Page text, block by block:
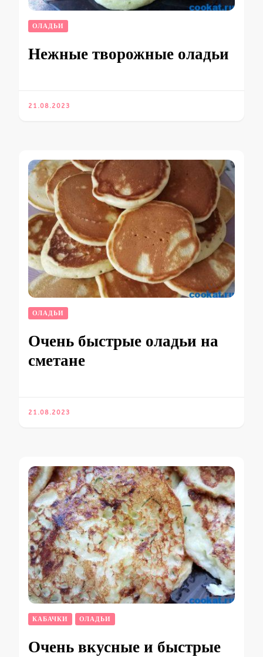
ОЛАДЬИ
Нежные творожные оладьи
21.08.2023
ОЛАДЬИ
Очень быстрые оладьи на
сметане
21.08.2023
КАБАЧКИ ОЛАДЬИ
Очень вкусные и быстрые